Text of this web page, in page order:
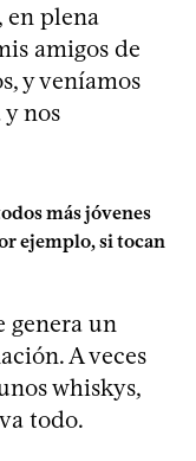
en plena
amigos de
y veníamos
nos
más jóvenes
ejemplo, si tocan
genera un
A veces
whiskys,
todo.